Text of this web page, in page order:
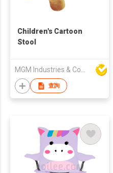
Children's Cartoon
Stool
查詢